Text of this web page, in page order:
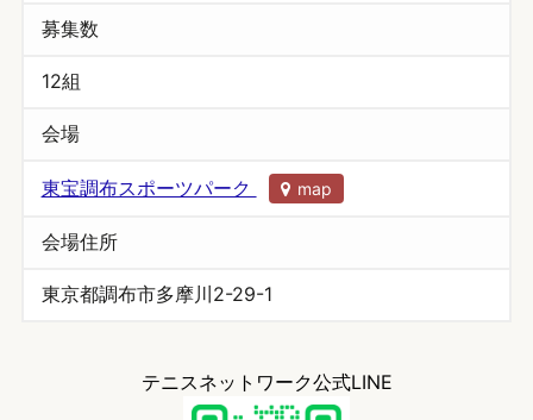
募集数
12組
会場
東宝調布スポーツパーク map
会場住所
東京都調布市多摩川2-29-1
テニスネットワーク公式LINE